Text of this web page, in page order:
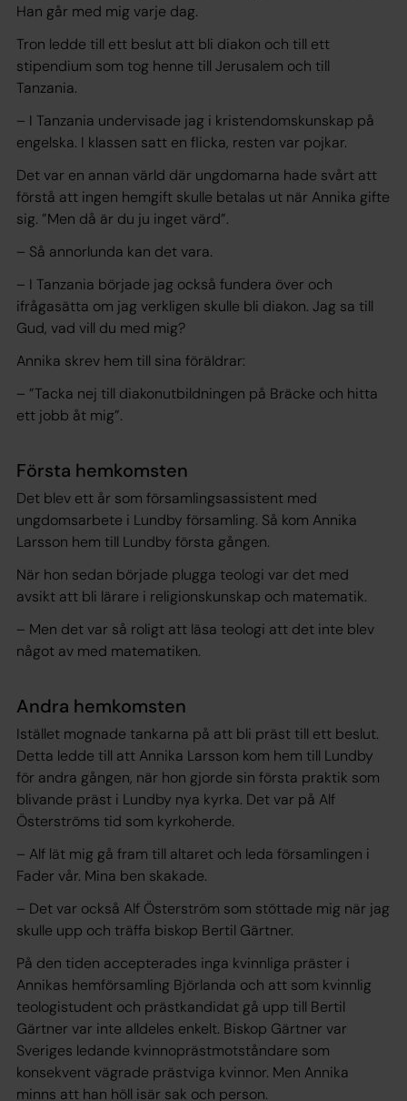
Han går med mig varje dag.
Tron ledde till ett beslut att bli diakon och till ett
stipendium som tog henne till Jerusalem och till
Tanzania.
– I Tanzania undervisade jag i kristendomskunskap på
engelska. I klassen satt en flicka, resten var pojkar.
Det var en annan värld där ungdomarna hade svårt att
förstå att ingen hemgift skulle betalas ut när Annika gifte
sig. ”Men då är du ju inget värd”.
– Så annorlunda kan det vara.
– I Tanzania började jag också fundera över och
ifrågasätta om jag verkligen skulle bli diakon. Jag sa till
Gud, vad vill du med mig?
Annika skrev hem till sina föräldrar:
– ”Tacka nej till diakonutbildningen på Bräcke och hitta
ett jobb åt mig”.
Första hemkomsten
Det blev ett år som församlingsassistent med
ungdomsarbete i Lundby församling. Så kom Annika
Larsson hem till Lundby första gången.
När hon sedan började plugga teologi var det med
avsikt att bli lärare i religionskunskap och matematik.
– Men det var så roligt att läsa teologi att det inte blev
något av med matematiken.
Andra hemkomsten
Istället mognade tankarna på att bli präst till ett beslut.
Detta ledde till att Annika Larsson kom hem till Lundby
för andra gången, när hon gjorde sin första praktik som
blivande präst i Lundby nya kyrka. Det var på Alf
Österströms tid som kyrkoherde.
– Alf lät mig gå fram till altaret och leda församlingen i
Fader vår. Mina ben skakade.
– Det var också Alf Österström som stöttade mig när jag
skulle upp och träffa biskop Bertil Gärtner.
På den tiden accepterades inga kvinnliga präster i
Annikas hemförsamling Björlanda och att som kvinnlig
teologistudent och prästkandidat gå upp till Bertil
Gärtner var inte alldeles enkelt. Biskop Gärtner var
Sveriges ledande kvinnoprästmotståndare som
konsekvent vägrade prästviga kvinnor. Men Annika
minns att han höll isär sak och person.